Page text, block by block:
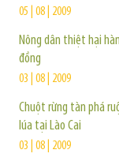
05 | 08 | 2009
Nông dân thiệt hại
đồng
03 | 08 | 2009
Chuột rừng tàn phá
lúa tại Lào Cai
03 | 08 | 2009